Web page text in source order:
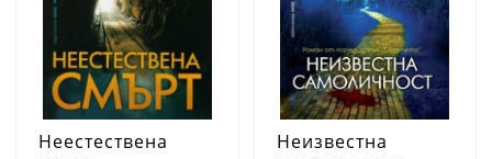
Неестествена
Неизвестна